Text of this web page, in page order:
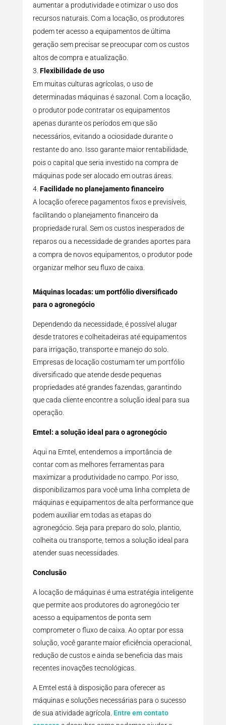
aumentar a produtividade e otimizar o uso dos
recursos naturais. Com a locação, os produtores
podem ter acesso a equipamentos de última
geração sem precisar se preocupar com os custos
altos de compra e atualização.
Flexibilidade de uso
Em muitas culturas agrícolas, o uso de
determinadas máquinas é sazonal. Com a locação,
o produtor pode contratar os equipamentos
apenas durante os períodos em que são
necessários, evitando a ociosidade durante o
restante do ano. Isso garante maior rentabilidade,
pois o capital que seria investido na compra de
máquinas pode ser alocado em outras áreas.
Facilidade no planejamento financeiro
A locação oferece pagamentos fixos e previsíveis,
facilitando o planejamento financeiro da
propriedade rural. Sem os custos inesperados de
reparos ou a necessidade de grandes aportes para
a compra de novos equipamentos, o produtor pode
organizar melhor seu fluxo de caixa.
Máquinas locadas: um portfólio diversificado
para o agronegócio
Dependendo da necessidade, é possível alugar
desde tratores e colheitadeiras até equipamentos
para irrigação, transporte e manejo do solo.
Empresas de locação costumam ter um portfólio
diversificado que atende desde pequenas
propriedades até grandes fazendas, garantindo
que cada cliente encontre a solução ideal para sua
operação.
Emtel: a solução ideal para o agronegócio
Aqui na Emtel, entendemos a importância de
contar com as melhores ferramentas para
maximizar a produtividade no campo. Por isso,
disponibilizamos para você uma linha completa de
máquinas e equipamentos de alta performance que
podem auxiliar em todas as etapas do
agronegócio. Seja para preparo do solo, plantio,
colheita ou transporte, temos a solução ideal para
atender suas necessidades.
Conclusão
A locação de máquinas é uma estratégia inteligente
que permite aos produtores do agronegócio ter
acesso a equipamentos de ponta sem
comprometer o fluxo de caixa. Ao optar por essa
solução, você garante maior eficiência operacional,
redução de custos e ainda se beneficia das mais
recentes inovações tecnológicas.
A Emtel está à disposição para oferecer as
máquinas e soluções necessárias para o sucesso
de sua atividade agrícola. Entre em contato